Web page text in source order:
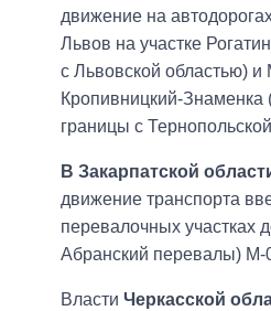
движение на
Львов на участке
с Львовской областью)
Кропивницкий-
границы с
В Закарпатской
движение транспорта
перевалочных участках
Абранский перевалы) М-
Власти Черкасской